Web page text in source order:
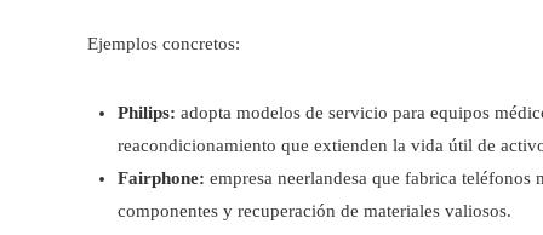
Ejemplos concretos:
Philips: adopta modelos de servicio para equipos
reacondicionamiento que extienden la vida útil de
Fairphone: empresa neerlandesa que fabrica
componentes y recuperación de materiales valiosos.